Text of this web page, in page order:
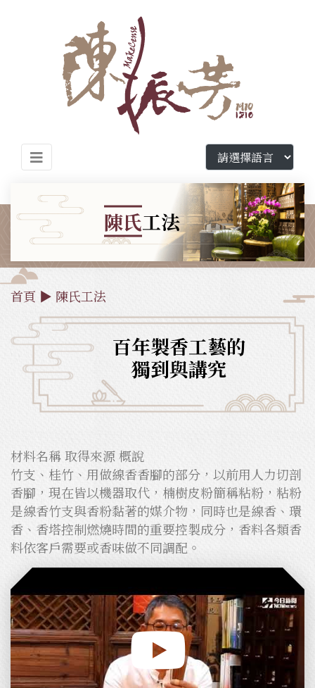
陳氏工法
首頁 ▶ 陳氏工法
百年製香工藝的
獨到與講究
材料名稱 取得來源 概說
竹支、桂竹、用做線香香腳的部分，以前用人力切剖
香腳，現在皆以機器取代，楠樹皮粉簡稱粘粉，粘粉
是線香竹支與香粉黏著的媒介物，同時也是線香、環
香、香塔控制燃燒時間的重要控製成分，香料各類香
料依客戶需要或香味做不同調配。